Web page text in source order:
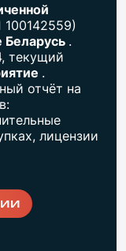
Беларусь .
текущий
.
отчёт на
лицензии